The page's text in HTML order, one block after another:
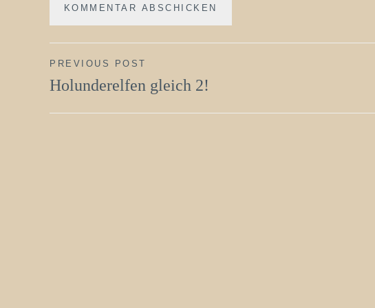
Beitragsnavigation
PREVIOUS POST
Holunderelfen gleich 2!